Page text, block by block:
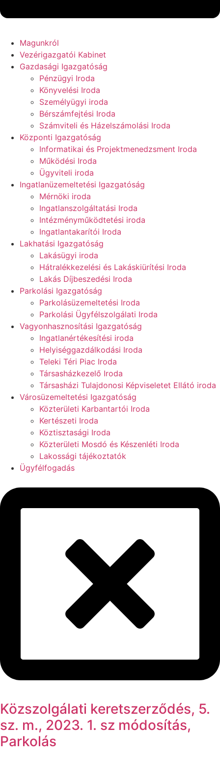
Magunkról
Vezérigazgatói Kabinet
Gazdasági Igazgatóság
Pénzügyi Iroda
Könyvelési Iroda
Személyügyi iroda
Bérszámfejtési Iroda
Számviteli és Házelszámolási Iroda
Központi Igazgatóság
Informatikai és Projektmenedzsment Iroda
Működési Iroda
Ügyviteli iroda
Ingatlanüzemeltetési Igazgatóság
Mérnöki iroda
Ingatlanszolgáltatási Iroda
Intézményműködtetési iroda
Ingatlantakarítói Iroda
Lakhatási Igazgatóság
Lakásügyi iroda
Hátralékkezelési és Lakáskiürítési Iroda
Lakás Díjbeszedési Iroda
Parkolási Igazgatóság
Parkolásüzemeltetési Iroda
Parkolási Ügyfélszolgálati Iroda
Vagyonhasznosítási Igazgatóság
Ingatlanértékesítési iroda
Helyiséggazdálkodási Iroda
Teleki Téri Piac Iroda
Társasházkezelő Iroda
Társasházi Tulajdonosi Képviseletet Ellátó iroda
Városüzemeltetési Igazgatóság
Közterületi Karbantartói Iroda
Kertészeti Iroda
Köztisztasági Iroda
Közterületi Mosdó és Készenléti Iroda
Lakossági tájékoztatók
Ügyfélfogadás
Közszolgálati keretszerződés, 5.
sz. m., 2023. 1. sz módosítás,
Parkolás